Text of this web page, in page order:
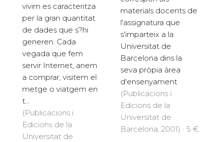
vivim es caracteritza
per la gran quantitat
de dades que s?hi
generen. Cada
vegada que fem
servir Internet, anem
a comprar, visitem el
metge o viatgem en
t...
(Publicacions i
Edicions de la
Universitat de
materials docents de
l'assignatura que
s'imparteix a la
Universitat de
Barcelona dins la
seva pròpia àrea
d'ensenyament
(Publicacions i
Edicions de la
Universitat de
Barcelona, 2001) · 5 €